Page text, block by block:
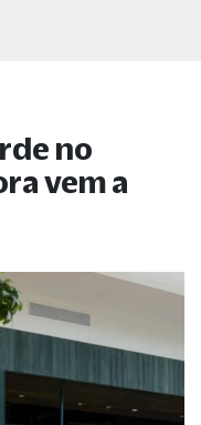
no
vem a